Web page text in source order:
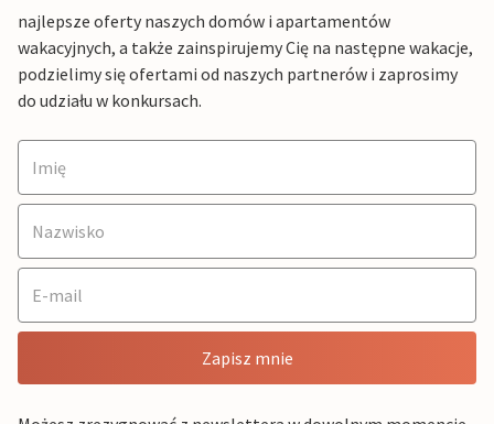
najlepsze oferty naszych domów i apartamentów
wakacyjnych, a także zainspirujemy Cię na następne wakacje,
podzielimy się ofertami od naszych partnerów i zaprosimy
do udziału w konkursach.
Zapisz mnie